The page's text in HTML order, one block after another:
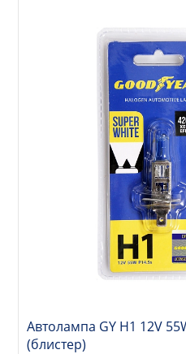
Автолампа GY Н1 12V
(блистер)